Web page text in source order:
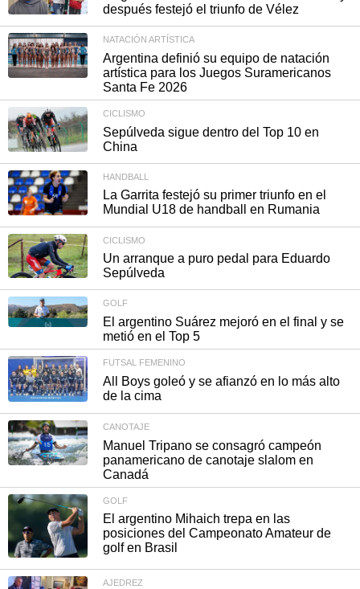
después festejó el triunfo de Vélez
NATACIÓN ARTÍSTICA
Argentina definió su equipo de natación
artística para los Juegos Suramericanos
Santa Fe 2026
CICLISMO
Sepúlveda sigue dentro del Top 10 en
China
HANDBALL
La Garrita festejó su primer triunfo en el
Mundial U18 de handball en Rumania
CICLISMO
Un arranque a puro pedal para Eduardo
Sepúlveda
GOLF
El argentino Suárez mejoró en el final y se
metió en el Top 5
FUTSAL FEMENINO
All Boys goleó y se afianzó en lo más alto
de la cima
CANOTAJE
Manuel Tripano se consagró campeón
panamericano de canotaje slalom en
Canadá
GOLF
El argentino Mihaich trepa en las
posiciones del Campeonato Amateur de
golf en Brasil
AJEDREZ